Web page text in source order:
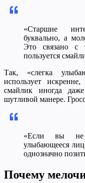
«Старшие
буквально, а
Это связано с
пользуется
Так, «слегка
использует
смайлик иногда
шутливой манере.
«Если вы не
улыбающееся
однозначно
Почему